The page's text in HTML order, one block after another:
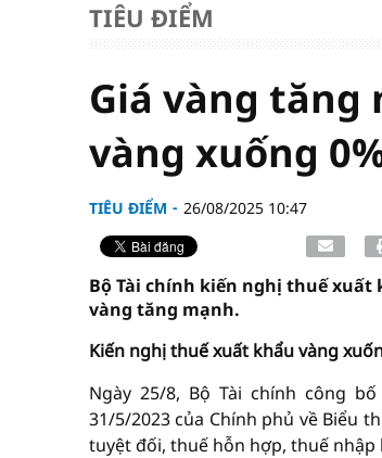
TIÊU ĐIỂM
Giá vàng
vàng xuống
TIÊU ĐIỂM 26/08/2025 10:47
Bộ Tài chính kiến nghị thuế xuất
vàng tăng mạnh.
Kiến nghị thuế xuất khẩu vàng
Ngày 25/8, Bộ Tài chính công
31/5/2023 của Chính phủ về Biểu
tuyệt đối, thuế hỗn hợp, thuế